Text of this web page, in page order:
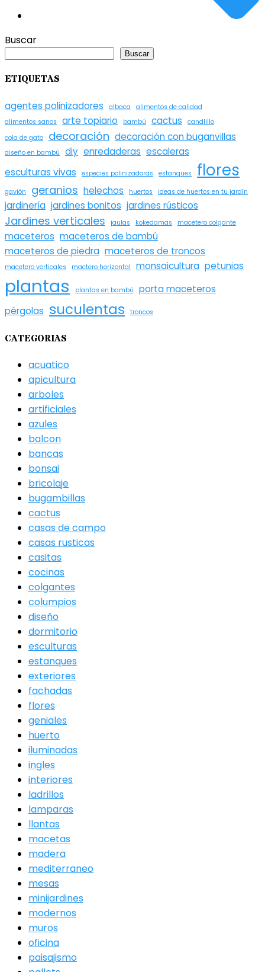
Buscar
Buscar
ETIQUETAS
agentes polinizadores albaca
alimentos de calidad
alimentos sanos
arte topiario bambú cactus
candlillo
cola de gato
decoración decoración con buganvillas
diseño en bambú diy enredaderas escaleras
esculturas vivas
especies polinizadoras estanques flores
gavión geranios helechos huertos ideas de huertos en tu jardín
jardinería jardines bonitos jardines rústicos
Jardines verticales jaulas kokedamas macetero colgante
maceteros maceteros de bambú
maceteros de piedra maceteros de troncos
macetero verticales mactero horizontal monsaicultura petunias
plantas plantas en bambú
porta maceteros
pérgolas suculentas troncos
CATEGORIAS
acuatico
apicultura
arboles
artificiales
azules
balcon
bancas
bonsai
bricolaje
bugambillas
cactus
casas de campo
casas rusticas
casitas
cocinas
colgantes
columpios
diseño
dormitorio
esculturas
estanques
exteriores
fachadas
flores
geniales
huerto
iluminadas
ingles
interiores
ladrillos
lamparas
llantas
macetas
madera
mediterraneo
mesas
minijardines
modernos
muros
oficina
paisajismo